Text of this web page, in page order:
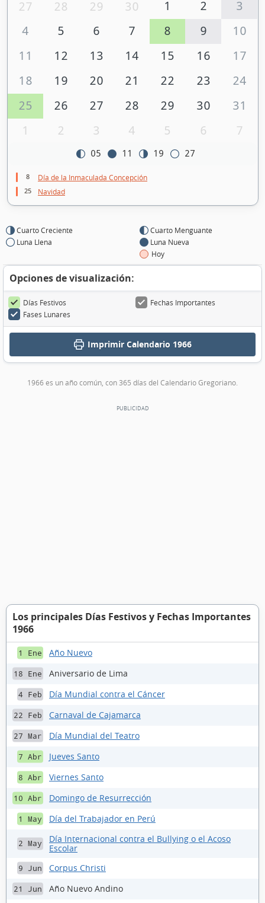
27 28 29 30 1 2
3
4
5 6 7 8 9
10
11
12 13 14 15 16
17
18
19 20 21 22 23
24
25
26 27 28 29 30
31
1
2 3 4 5 6 7
05 11 19 27
8 Día de la Inmaculada Concepción
25 Navidad
Cuarto Creciente
Luna Llena
Cuarto Menguante
Luna Nueva
Hoy
Opciones de visualización:
Días Festivos
Fechas Importantes
Fases Lunares
ImprimirCalendario 1966
1966 es un año común, con 365 días del Calendario Gregoriano.
Los principales Días Festivos y Fechas Importantes
1966
1 Ene Año Nuevo
18 Ene Aniversario de Lima
4 Feb Día Mundial contra el Cáncer
22 Feb Carnaval de Cajamarca
27 Mar Día Mundial del Teatro
7 Abr Jueves Santo
8 Abr Viernes Santo
10 Abr Domingo de Resurrección
1 May Día del Trabajador en Perú
2 May
Día Internacional contra el Bullying o el Acoso
Escolar
9 Jun Corpus Christi
21 Jun Año Nuevo Andino